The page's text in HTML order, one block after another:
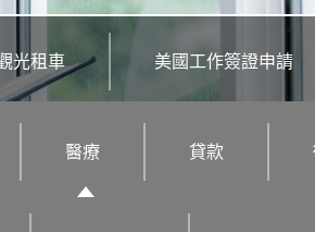
光租車 美國工作簽證申請
醫療 貸款